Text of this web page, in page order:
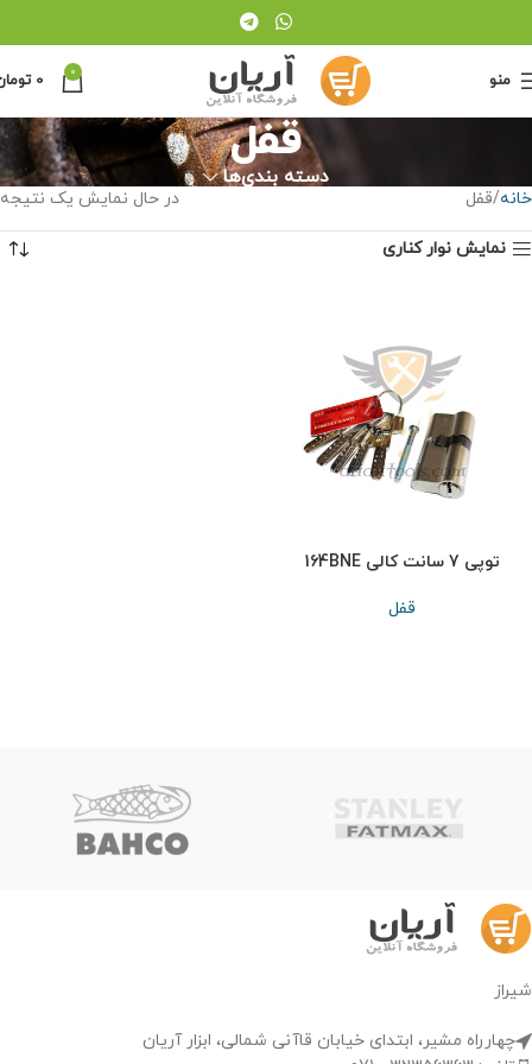
منو 0
0
قفل
دسته بندی‌ها
خانه قفل در حال نمایش یک نتیجه
نمایش نوار کناری
توپی 7 سانت کالی 164BNE
قفل
شیراز
چهارراه مشیر، ابتدای خیابان قاآنی شمالی، ابزار آریان